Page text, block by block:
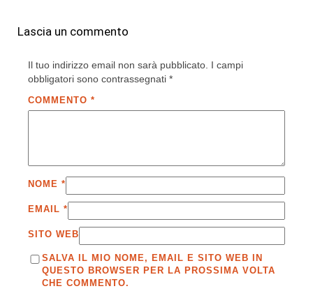
Lascia un commento
Il tuo indirizzo email non sarà pubblicato. I campi
obbligatori sono contrassegnati *
COMMENTO *
NOME *
EMAIL *
SITO WEB
SALVA IL MIO NOME, EMAIL E SITO WEB IN
QUESTO BROWSER PER LA PROSSIMA VOLTA
CHE COMMENTO.